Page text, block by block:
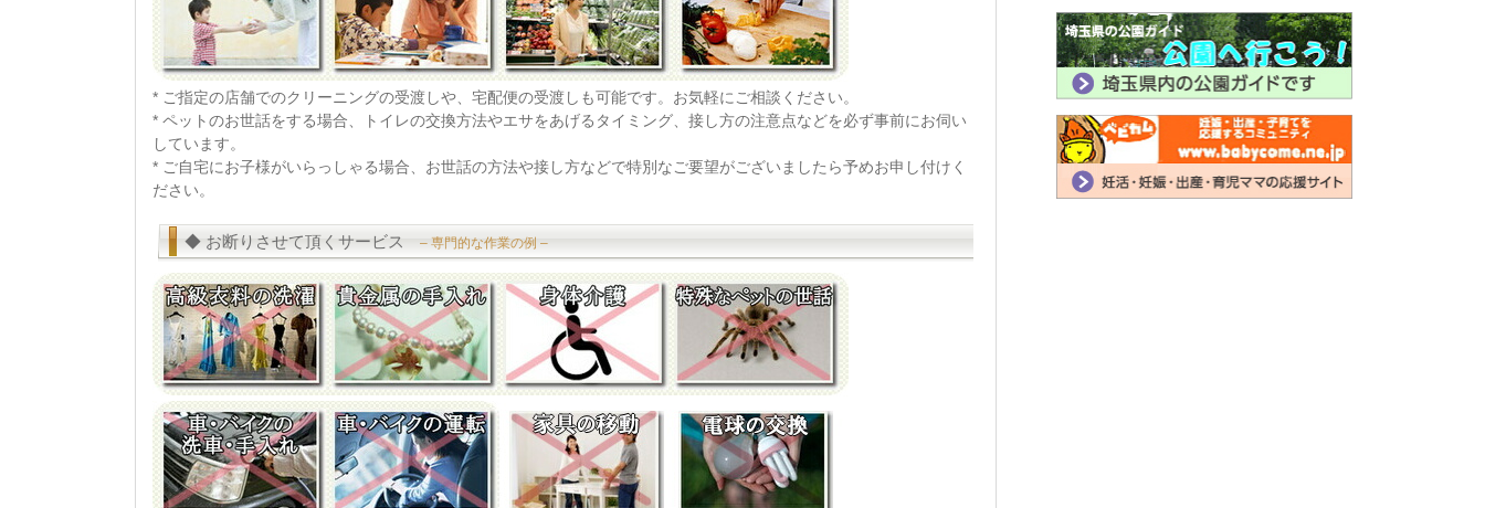
* ご指定の店舗でのクリーニングの受渡しや、宅配便の受渡しも可能です。お気軽にご相談ください。
* ペットのお世話をする場合、トイレの交換方法やエサをあげるタイミング、接し方の注意点などを必ず事前にお伺い
しています。
* ご自宅にお子様がいらっしゃる場合、お世話の方法や接し方などで特別なご要望がございましたら予めお申し付けく
ださい。
◆ お断りさせて頂くサービス – 専門的な作業の例 –